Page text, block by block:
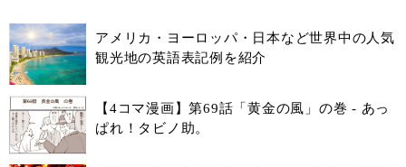
アメリカ・ヨーロッパ・日本など世界中の人気
観光地の英語表記例を紹介
【4コマ漫画】第69話「黄金の風」の巻 - あっ
ぱれ！タビノ助。